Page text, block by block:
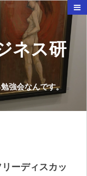
ネス研
強会なんです。
ーディスカッ